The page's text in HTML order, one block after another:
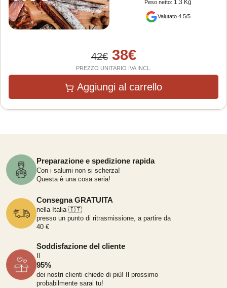
Peso netto: 1.3 Kg
Valutato 4.5/5
42€ 38€
PREZZO UNITARIO IVA INCL.
Aggiungi al carrello
Preparazione e spedizione rapida
Con i salumi non si scherza!
Questa è una cosa seria!
Consegna GRATUITA
nella Italia 🇮🇹
presso un punto di ritrasmissione, a partire da
40 €
Soddisfazione del cliente
95%
dei nostri clienti chiede di più! Il prossimo
probabilmente sarai tu!